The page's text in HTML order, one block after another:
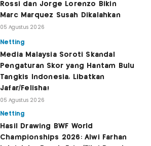
Rossi dan Jorge Lorenzo Bikin
Marc Marquez Susah Dikalahkan
05 Agustus 2026
Netting
Media Malaysia Soroti Skandal
Pengaturan Skor yang Hantam Bulu
Tangkis Indonesia, Libatkan
Jafar/Felisha!
05 Agustus 2026
Netting
Hasil Drawing BWF World
Championships 2026: Alwi Farhan